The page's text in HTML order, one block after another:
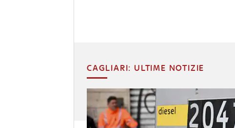
CAGLIARI: ULTIME NOTIZIE